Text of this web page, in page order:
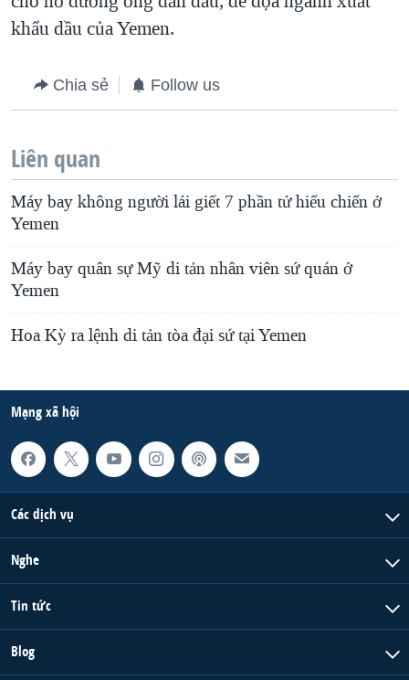
khẩu dầu của Yemen.
Chia sẻ Follow us
Liên quan
Máy bay không người lái giết 7 phần tử hiếu chiến ở
Yemen
Máy bay quân sự Mỹ di tản nhân viên sứ quán ở
Yemen
Hoa Kỳ ra lệnh di tản tòa đại sứ tại Yemen
Mạng xã hội
Các dịch vụ
Nghe
Tin tức
Blog